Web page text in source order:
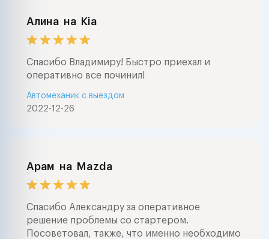
Алина на Kia
Спасибо Владимиру! Быстро приехал и
оперативно все починил!
2022-12-26
Автомеханик с выездом
Арам на Mazda
Спасибо Александру за оперативное
решение проблемы со стартером.
Посоветовал, также, что именно необходимо